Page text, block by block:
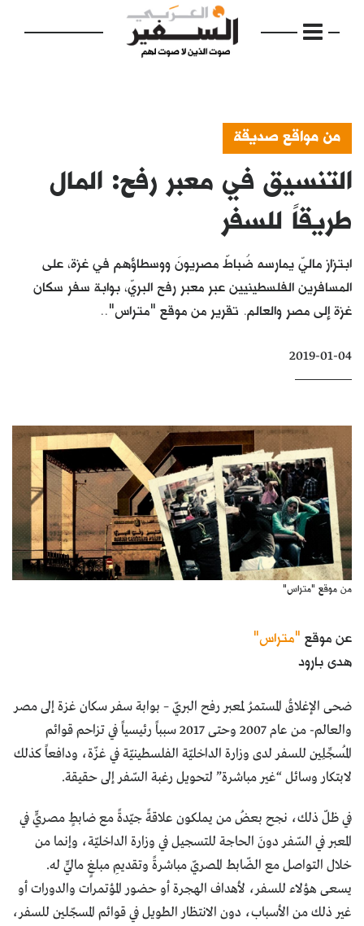
الرئيسية
مواضيع
فكرة
دفاتر
بالصورة
كتّابنا
من مواقع صديقة
التنسيق في معبر رفح: المال
طريقاً للسفر
ابتزاز ماليّ يمارسه ضُباطٌ مصريونَ ووسطاؤهم في غزة، على
المسافرين الفلسطينيين عبر معبر رفح البريّ، بوابة سفر سكان
غزة إلى مصر والعالم. تقرير من موقع "متراس"..
2019-01-04
من موقع "متراس"
عن موقع "متراس"
هدى بارود
ضحى الإغلاقُ المستمرُ لمعبر رفح البريّ – بوابة سفر سكان غزة إلى مصر
والعالم- من عام 2007 وحتى 2017 سبباً رئيسياً في تزاحم قوائم
المُسجِّلِين للسفر لدى وزارة الداخليّة الفلسطينيّة في غزّة، ودافعاً كذلك
لابتكار وسائل “غير مباشرة” لتحويل رغبة السّفر إلى حقيقة.
في ظلّ ذلك، نجح بعضُ من يملكون علاقةً جيّدةً مع ضابطٍ مصريٍّ في
المعبر في السّفر دونَ الحاجة للتسجيل في وزارة الداخليّة، وإنما من
خلال التواصل مع الضّابط المصريّ مباشرةً وتقديمِ مبلغٍ ماليٍّ له.
يسعى هؤلاء للسفر، لأهداف الهجرة أو حضور المؤتمرات والدورات أو
غير ذلك من الأسباب، دون الانتظار الطويل في قوائم المسجّلين للسفر،